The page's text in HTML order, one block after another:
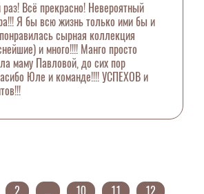
Всё прекрасно! Невероятный
Я бы всю жизнь только ими бы и
сырная коллекция
и много!!!! Манго просто
маму Павловой, до сих пор
Юле и команде!!!! УСПЕХОВ и
2 ... 10 11
12